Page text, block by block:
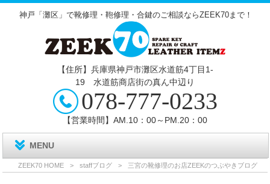
神戸「灘区」で靴修理・鞄修理・合鍵のご相談ならZEEK70まで！
【住所】兵庫県神戸市灘区水道筋4丁目1‐
19 水道筋商店街の真ん中辺り
078-777-0233
【営業時間】AM.10：00～PM.20：00
MENU
ZEEK70 HOME > staffブログ > 三宮の靴修理のお店ZEEKのつぶやきブログ